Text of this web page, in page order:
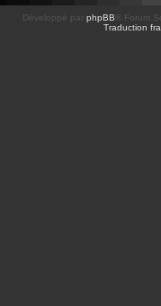
Développé par phpBB ® Forum
Traduction